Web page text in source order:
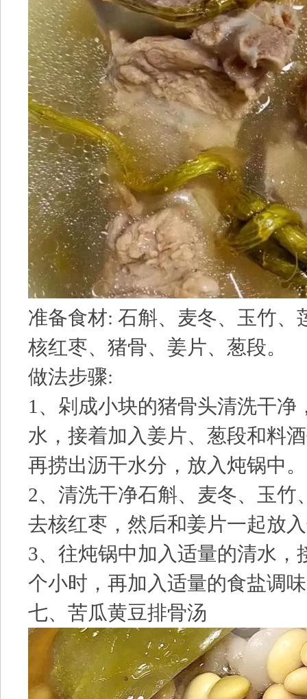
准备食材: 石斛、麦冬、玉竹、
核红枣、猪骨、姜片、葱段。
做法步骤:
1、剁成小块的猪骨头清洗干净
水，接着加入姜片、葱段和料
再捞出沥干水分，放入炖锅中。
2、清洗干净石斛、麦冬、玉竹
去核红枣，然后和姜片一起放
3、往炖锅中加入适量的清水，
个小时，再加入适量的食盐调
七、苦瓜黄豆排骨汤